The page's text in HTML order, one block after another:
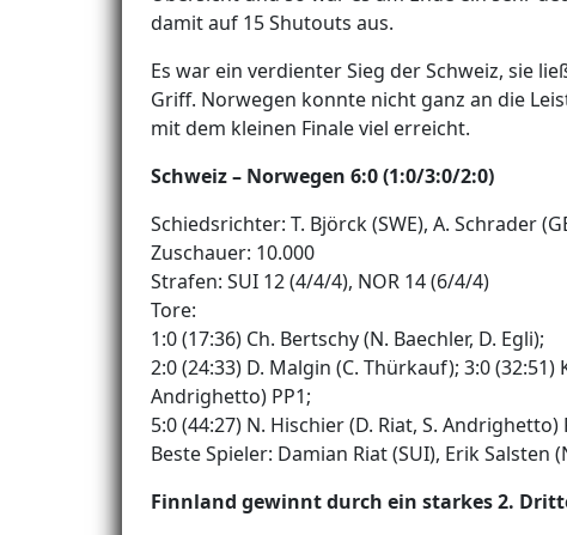
damit auf 15 Shutouts aus.
Es war ein verdienter Sieg der Schweiz, sie
Griff. Norwegen konnte nicht ganz an die
mit dem kleinen Finale viel erreicht.
Schweiz – Norwegen 6:0 (1:0/3:0/2:0)
Schiedsrichter: T. Björck (SWE), A. Schrader
Zuschauer: 10.000
Strafen: SUI 12 (4/4/4), NOR 14 (6/4/4)
Tore:
1:0 (17:36) Ch. Bertschy (N. Baechler, D. Egli);
2:0 (24:33) D. Malgin (C. Thürkauf); 3:0 (32:51)
Andrighetto) PP1;
5:0 (44:27) N. Hischier (D. Riat, S. Andrighetto)
Beste Spieler: Damian Riat (SUI), Erik Salsten
Finnland gewinnt durch ein starkes 2.